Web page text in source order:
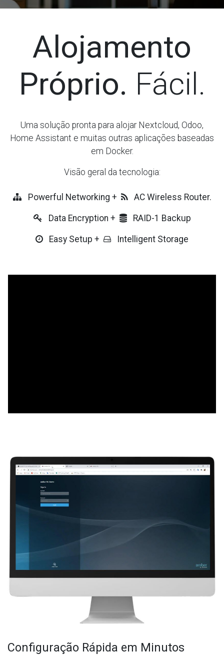
Alojamento
Próprio. Fácil.
Uma solução pronta para alojar Nextcloud, Odoo,
Home Assistant e muitas outras aplicações baseadas
em Docker.
Visão geral da tecnologia:
Powerful Networking + AC Wireless Router.
Data Encryption + RAID-1 Backup
Easy Setup + Intelligent Storage
Configuração Rápida em Minutos